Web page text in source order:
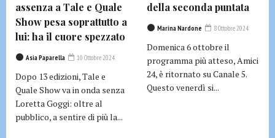
assenza a Tale e Quale
Show pesa soprattutto a
lui: ha il cuore spezzato
Asia Paparella 10 Ottobre 2024
Dopo 13 edizioni, Tale e
Quale Show va in onda senza
Loretta Goggi: oltre al
pubblico, a sentire di più la...
della seconda puntata
Marina Nardone 8 Ottobre 2024
Domenica 6 ottobre il
programma più atteso, Amici
24, è ritornato su Canale 5.
Questo venerdì si...